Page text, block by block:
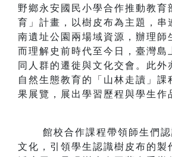
野鄉永安國民小學合作推動教育
育」計畫，以樹皮布為主題，串
南遺址公園兩場域資源，辦理師
而理解史前時代至今日，臺灣島
同人群的遷徙與文化交會。此外
自然生態教育的「山林走讀」課
果展覽，展出學習歷程與學生作
館校合作課程帶領師生們認
文化，引領學生認識樹皮布的製